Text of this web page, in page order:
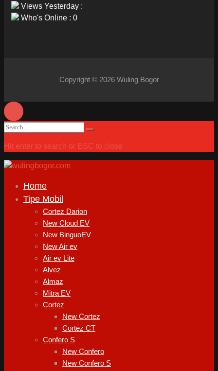
Views Yesterday :
Who's Online : 0
Copyright © 2026 Wuling Bogor
Search
Search
Hit enter to search or ESC to close
Home
Tipe Mobil
Cortez Darion
New Cloud EV
New BinguoEV
New Air ev
Air ev Lite
Alvez
Almaz
Mitra EV
Cortez
New Cortez
Cortez CT
Confero S
New Confero
New Confero S